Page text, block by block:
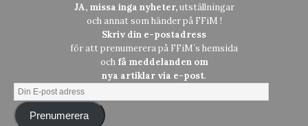
JA, missa inga nyheter,utställningar
och annat som händer på FFiM !
Skriv din e-postadress
för att prenumerera på FFiM´s hemsida
och få meddelanden om
nya artiklar via e-post.
Prenumerera